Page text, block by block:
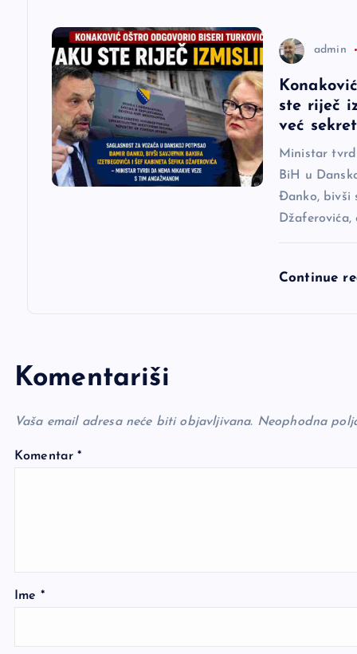
admin
ste riječ
već
Ministar
BiH u
Đanko, bivši
Džaferovića,
Continue
Komentariši
Vaša email adresa neće biti objavljivana. Neophodna
Komentar*
Ime *